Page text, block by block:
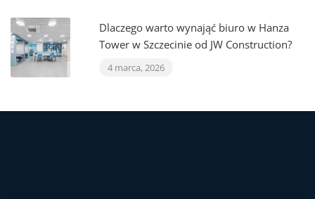
Dlaczego warto wynająć biuro w Hanza
Tower w Szczecinie od JW Construction?
4 marca, 2026